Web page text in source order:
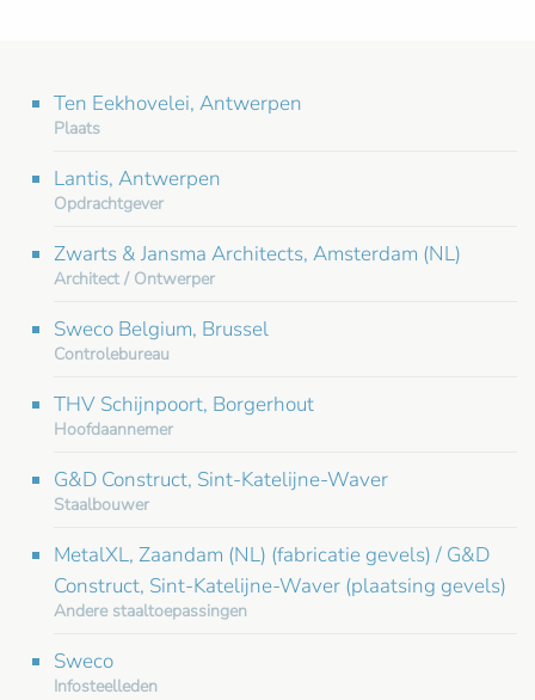
Ten Eekhovelei, Antwerpen
Plaats
Lantis, Antwerpen
Opdrachtgever
Zwarts & Jansma Architects, Amsterdam (NL)
Architect / Ontwerper
Sweco Belgium, Brussel
Controlebureau
THV Schijnpoort, Borgerhout
Hoofdaannemer
G&D Construct, Sint-Katelijne-Waver
Staalbouwer
MetalXL, Zaandam (NL) (fabricatie gevels) / G&D
Construct, Sint-Katelijne-Waver (plaatsing gevels)
Andere staaltoepassingen
Sweco
Infosteelleden